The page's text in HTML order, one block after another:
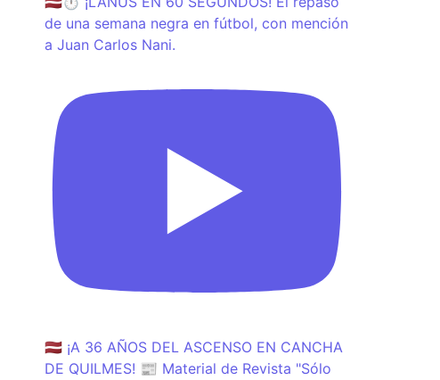
de una semana negra en fútbol, con mención
a Juan Carlos Nani.
🇱🇻 ¡A 36 AÑOS DEL ASCENSO EN CANCHA
DE QUILMES! 📰 Material de Revista "Sólo